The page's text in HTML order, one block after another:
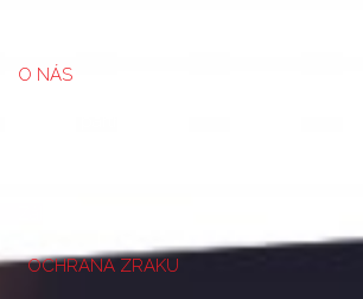
O NÁS
OCHRANA ZRAKU